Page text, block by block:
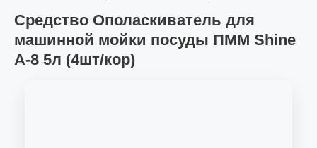
Средство Ополаскиватель для
машинной мойки посуды ПММ Shine
A-8 5л (4шт/кор)